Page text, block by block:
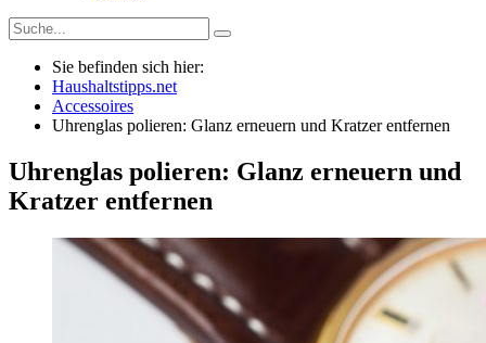
Sie befinden sich hier:
Haushaltstipps.net
Accessoires
Uhrenglas polieren: Glanz erneuern und Kratzer entfernen
Uhrenglas polieren: Glanz erneuern und
Kratzer entfernen